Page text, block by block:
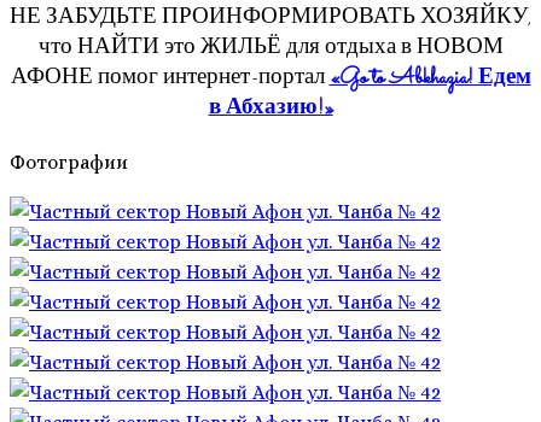
НЕ ЗАБУДЬТЕ ПРОИНФОРМИРОВАТЬ ХОЗЯЙКУ,
что НАЙТИ это ЖИЛЬЁ для отдыха в НОВОМ
АФОНЕ помог интернет-портал«Go to Abkhazia! Едем
в Абхазию!»
Фотографии